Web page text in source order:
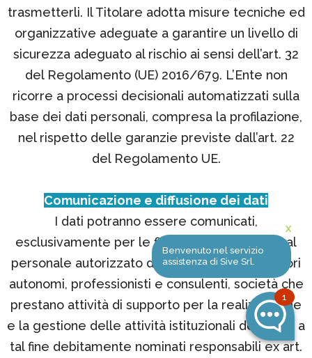
trasmetterli. Il Titolare adotta misure tecniche ed
organizzative adeguate a garantire un livello di
sicurezza adeguato al rischio ai sensi dell’art. 32
del Regolamento (UE) 2016/679. L’Ente non
ricorre a processi decisionali automatizzati sulla
base dei dati personali, compresa la profilazione,
nel rispetto delle garanzie previste dall’art. 22
del Regolamento UE.
Comunicazione e diffusione dei dati
I dati potranno essere comunicati,
esclusivamente per le finalità sopra indicate, al
personale autorizzato dell’Ente e a collaboratori
autonomi, professionisti e consulenti, società che
prestano attività di supporto per la realizzazione
e la gestione delle attività istituzionali dell’Ente, a
tal fine debitamente nominati responsabili ex art.
1
X
Benvenuto nel servizio
assistenza di Sive Srl.